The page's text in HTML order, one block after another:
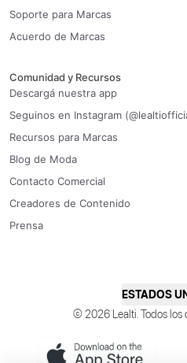
Soporte para Marcas
Acuerdo de Marcas
Comunidad y Recursos
Descargá nuestra app
Seguinos en Instagram
Recursos para Marcas
Blog de Moda
Contacto Comercial
Creadores de Contenido
Prensa
ESTADOS
© 2026 Lealti. Todos los